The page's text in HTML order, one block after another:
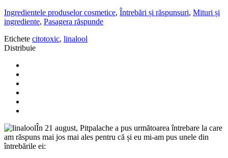
Ingredientele produselor cosmetice, Întrebări și răspunsuri, Mituri și
ingrediente, Pasagera răspunde
Etichete citotoxic, linalool
Distribuie
În 21 august, Pitpalache a pus următoarea întrebare la care
am răspuns mai jos mai ales pentru că și eu mi-am pus unele din
întrebările ei: